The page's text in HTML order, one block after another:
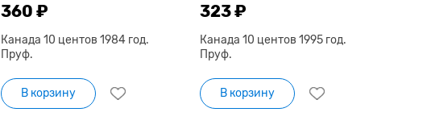
360 ₽
Канада 10 центов 1984 год.
Пруф.
В корзину
323 ₽
Канада 10 центов 1995 год.
Пруф.
В корзину